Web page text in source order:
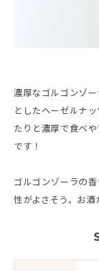
濃厚なゴルゴンゾ
としたヘーゼルナ
たりと濃厚で食べ
です！
ゴルゴンゾーラの
性がよさそう。お酒